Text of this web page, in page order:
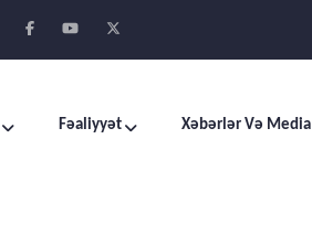
Fəaliyyət Xəbərlər Və Media